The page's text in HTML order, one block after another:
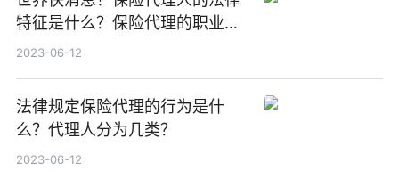
特征是什么？保险代理的职业规
则有哪些？
2023-06-12
法律规定保险代理的行为是什
么？代理人分为几类？
2023-06-12